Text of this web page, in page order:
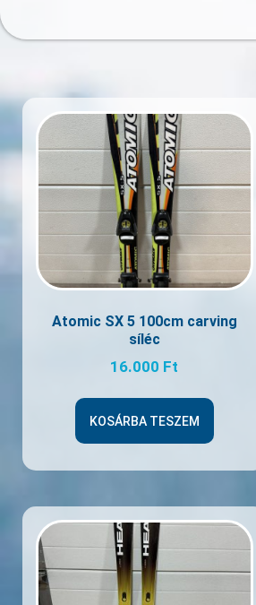
Atomic SX 5 100cm carving
síléc
16.000 Ft
KOSÁRBA TESZEM